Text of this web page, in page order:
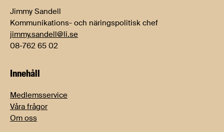
Jimmy Sandell
Kommunikations- och näringspolitisk chef
jimmy.sandell@li.se
08-762 65 02
Innehåll
Medlemsservice
Våra frågor
Om oss